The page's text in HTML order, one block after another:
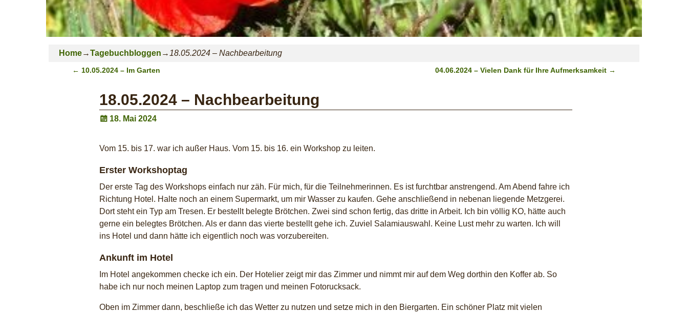
Home→Tagebuchbloggen → 18.05.2024 – Nachbearbeitung
← 10.05.2024 – Im Garten 04.06.2024 – Vielen Dank für Ihre Aufmerksamkeit →
18.05.2024 – Nachbearbeitung
18. Mai 2024
Vom 15. bis 17. war ich außer Haus. Vom 15. bis 16. ein Workshop zu leiten.
Erster Workshoptag
Der erste Tag des Workshops einfach nur zäh. Für mich, für die Teilnehmerinnen. Es ist furchtbar anstrengend. Am Abend fahre ich
Richtung Hotel. Halte noch an einem Supermarkt, um mir Wasser zu kaufen. Gehe anschließend in nebenan liegende Metzgerei.
Dort steht ein Typ am Tresen. Er bestellt belegte Brötchen. Zwei sind schon fertig, das dritte in Arbeit. Ich bin völlig KO, hätte auch
gerne ein belegtes Brötchen. Als er dann das vierte bestellt gehe ich. Zuviel Salamiauswahl. Keine Lust mehr zu warten. Ich will
ins Hotel und dann hätte ich eigentlich noch was vorzubereiten.
Ankunft im Hotel
Im Hotel angekommen checke ich ein. Der Hotelier zeigt mir das Zimmer und nimmt mir auf dem Weg dorthin den Koffer ab. So
habe ich nur noch meinen Laptop zum tragen und meinen Fotorucksack.
Oben im Zimmer dann, beschließe ich das Wetter zu nutzen und setze mich in den Biergarten. Ein schöner Platz mit vielen